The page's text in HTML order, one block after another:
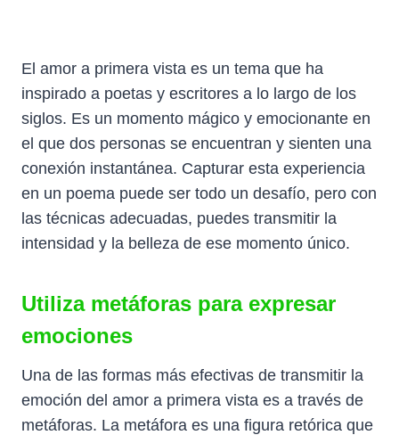
El amor a primera vista es un tema que ha
inspirado a poetas y escritores a lo largo de los
siglos. Es un momento mágico y emocionante en
el que dos personas se encuentran y sienten una
conexión instantánea. Capturar esta experiencia
en un poema puede ser todo un desafío, pero con
las técnicas adecuadas, puedes transmitir la
intensidad y la belleza de ese momento único.
Utiliza metáforas para expresar
emociones
Una de las formas más efectivas de transmitir la
emoción del amor a primera vista es a través de
metáforas. La metáfora es una figura retórica que